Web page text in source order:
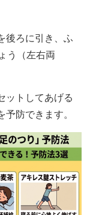
後ろに引き、ふ
う（左右両
ットしてあげる
防できます。